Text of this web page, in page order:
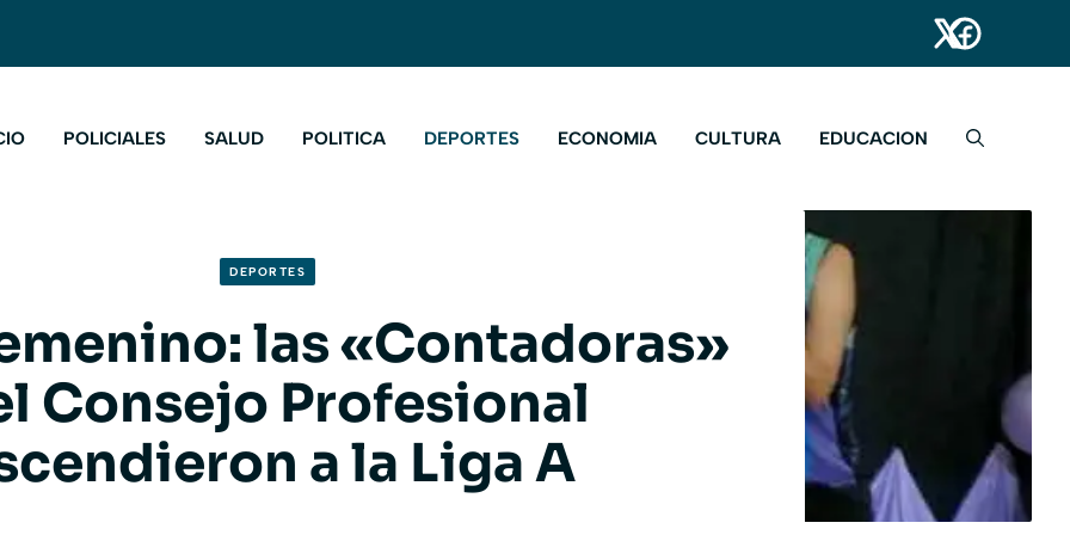
POLICIALES SALUD POLITICA DEPORTES ECONOMIA CULTURA EDUCACION
DEPORTES
las «Contadoras»
Consejo Profesional
a la Liga A